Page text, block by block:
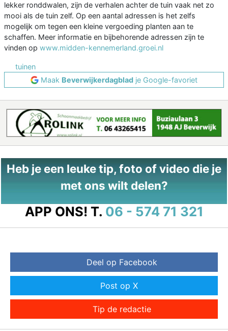
lekker ronddwalen, zijn de verhalen achter de tuin vaak net zo
mooi als de tuin zelf. Op een aantal adressen is het zelfs
mogelijk om tegen een kleine vergoeding planten aan te
schaffen. Meer informatie en bijbehorende adressen zijn te
vinden op www.midden-kennemerland.groei.nl
tuinen
Maak Beverwijkerdagblad je Google-favoriet
Heb je een leuke tip, foto of video die je
met ons wilt delen?
APP ONS! T. 06 - 574 71 321
Deel op Facebook
Post op X
Tip de redactie